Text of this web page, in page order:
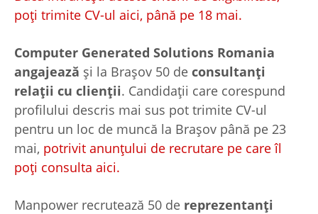
poţi trimite CV-ul aici, până pe 18 mai.
Computer Generated Solutions Romania
angajează şi la Braşov 50 de consultanţi
relaţii cu clienţii. Candidaţii care corespund
profilului descris mai sus pot trimite CV-ul
pentru un loc de muncă la Braşov până pe 23
mai, potrivit anunţului de recrutare pe care îl
poţi consulta aici.
Manpower recrutează 50 de reprezentanţi